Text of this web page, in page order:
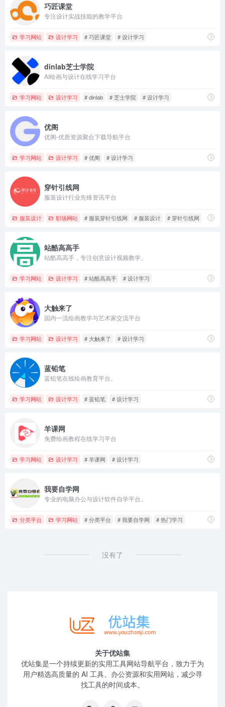
巧匠课堂
专注设计实战技能的教学平台
学习网站 设计学习 # 巧匠课堂 # 设计学习
dinlab芝士学院
AI绘画与设计在线学习平台
学习网站 设计学习 # dinlab # 芝士学院 # 设计学习
优阁
优阁-优质资源聚合下载导航平台
学习网站 设计学习 # 优阁 # 设计学习
穿针引线网
服装设计行业先锋资讯平台
服装设计 职场网站 # 服装穿针引线网 # 服装设计 # 穿针引线网
站酷高高手
站酷高高手，专注创意设计视频教学。
学习网站 设计学习 # 站酷高高手 # 设计学习
大触来了
国内一流绘画教学与艺术家交流平台
学习网站 设计学习 # 大触来了 # 设计学习
蓝铅笔
蓝铅笔在线绘画教育平台。
学习网站 设计学习 # 蓝铅笔 # 设计学习
羊课网
免费绘画教程在线学习平台
学习网站 设计学习 # 羊课网 # 设计学习
我要自学网
专业的电脑办公与设计软件自学平台。
分类平台 学习网站 # 分类平台 # 我要自学网 # 热门学习
没有了
关于优站集
优站集是一个持续更新的实用工具网站导航平台，致力于为
用户精选高质量的 AI 工具、办公资源和实用网站，减少寻
找工具的时间成本。